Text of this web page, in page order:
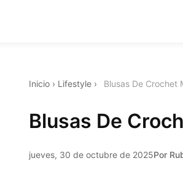
Inicio › Lifestyle › Blusas De Crochet
Blusas De
jueves, 30 de octubre de 2025Por